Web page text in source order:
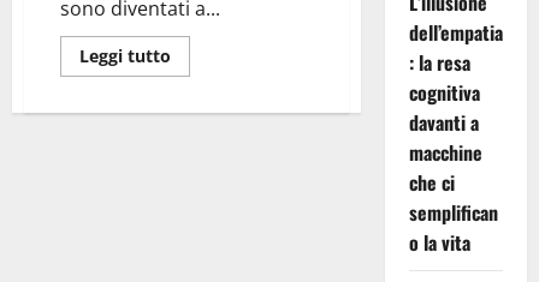
sono diventati a...
Leggi tutto
di
Il
dell’empatia
: la resa
cognitiva
davanti a
macchine
che ci
semplifican
o la vita